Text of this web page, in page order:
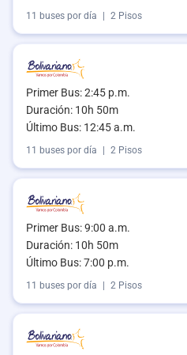
11 buses por día | 2 Pisos
Primer Bus: 2:45 p.m.
Duración: 10h 50m
Último Bus: 12:45 a.m.
11 buses por día 2 Pisos
Primer Bus: 9:00 a.m.
Duración: 10h 50m
Último Bus: 7:00 p.m.
11 buses por día 2 Pisos